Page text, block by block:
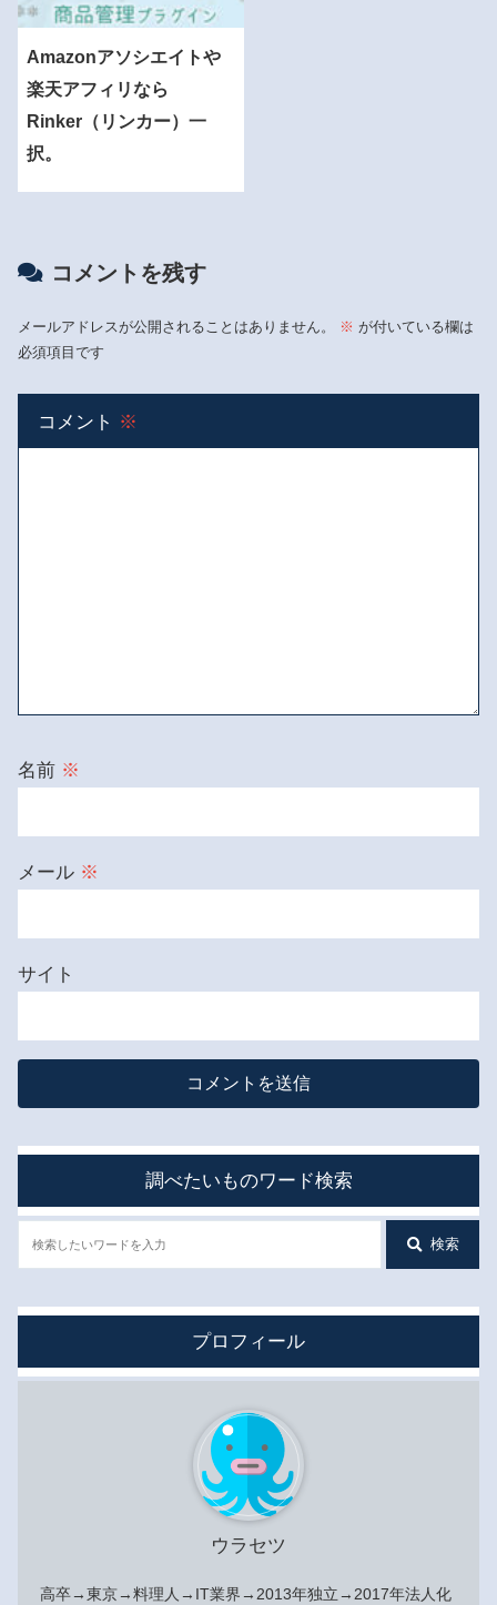
Amazonアソシエイトや
楽天アフィリなら
Rinker（リンカー）一
択。
コメントを残す
メールアドレスが公開されることはありません。 ※ が付いている欄は
必須項目です
コメント ※
名前 ※
メール ※
サイト
調べたいものワード検索
検索
プロフィール
ウラセツ
高卒→東京→料理人→IT業界→2013年独立→2017年法人化